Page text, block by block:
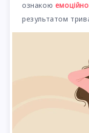
ознакою
результатом